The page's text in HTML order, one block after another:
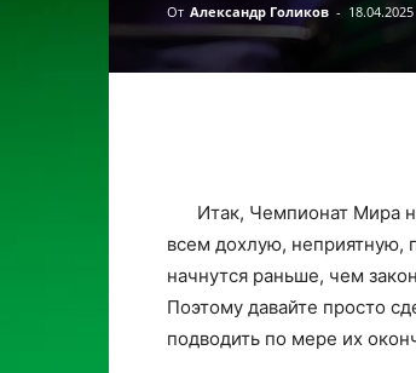
От Александр Голиков - 18.04.2025
Итак, Чемпионат Мира
всем дохлую, неприятную,
начнутся раньше, чем
Поэтому давайте просто
подводить по мере их